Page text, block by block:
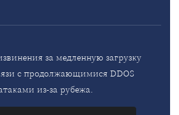
за медленную загрузку
с продолжающимися DDOS
из-за рубежа.